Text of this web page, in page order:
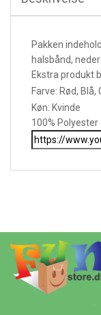
Pakken
halsbånd,
Ekstra produkt
Farve: Rød, Blå,
Køn: Kvinde
100% Polyester